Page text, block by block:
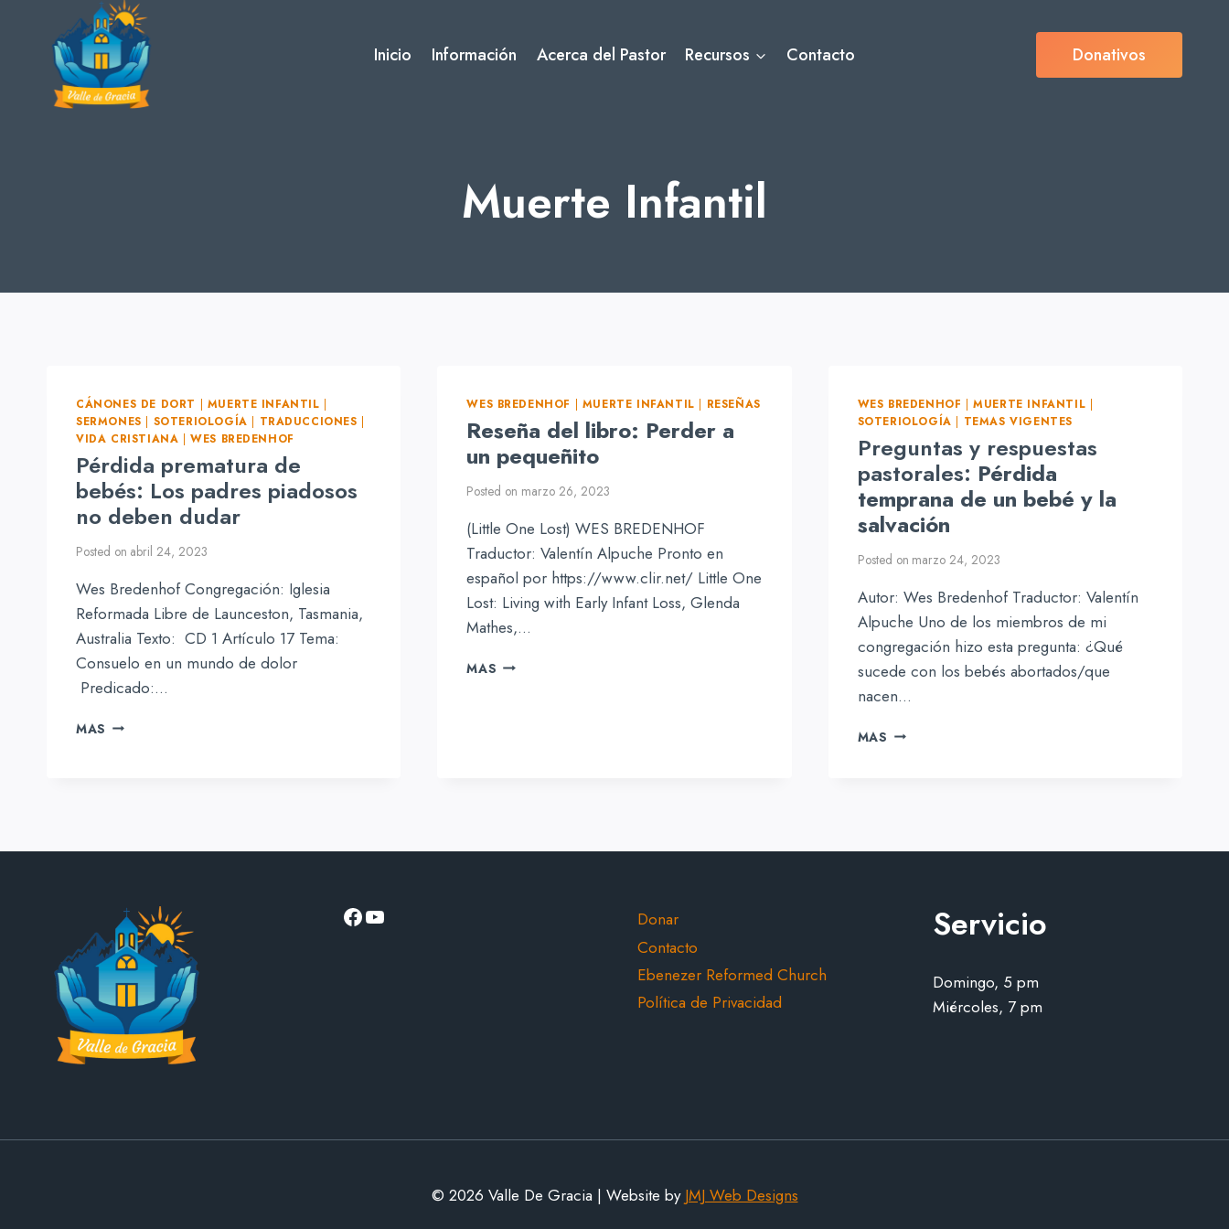
Inicio Información Acerca del Pastor Recursos Contacto Donativos
Muerte Infantil
CÁNONES DE DORT | MUERTE INFANTIL |
SERMONES | SOTERIOLOGÍA | TRADUCCIONES |
VIDA CRISTIANA |WES BREDENHOF
Pérdida prematura de
bebés: Los padres piadosos
no deben dudar
Posted on abril 24, 2023
Wes Bredenhof Congregación: Iglesia
Reformada Libre de Launceston, Tasmania,
Australia Texto: CD 1 Artículo 17 Tema:
Consuelo en un mundo de dolor
Predicado:…
MAS PÉRDIDA
WES BREDENHOF | MUERTE INFANTIL | RESEÑAS
Reseña del libro: Perder a
un pequeñito
Posted on marzo 26, 2023
(Little One Lost) WES BREDENHOF
Traductor: Valentín Alpuche Pronto en
español por https://www.clir.net/ Little One
Lost: Living with Early Infant Loss, Glenda
Mathes,…
MAS RESEÑA
WES BREDENHOF |MUERTE INFANTIL |
SOTERIOLOGÍA | TEMAS VIGENTES
Preguntas y respuestas
pastorales: Pérdida
temprana de un bebé y la
salvación
Posted on marzo 24, 2023
Autor: Wes Bredenhof Traductor: Valentín
Alpuche Uno de los miembros de mi
congregación hizo esta pregunta: ¿Qué
sucede con los bebés abortados/que
nacen…
MAS PREGUNTAS
DE
Facebook
YouTube
Donar
Contacto
Ebenezer Reformed Church
Política de Privacidad
Servicio
Domingo, 5 pm
Miércoles, 7 pm
© 2026 Valle De Gracia | Website by JMJ Web Designs